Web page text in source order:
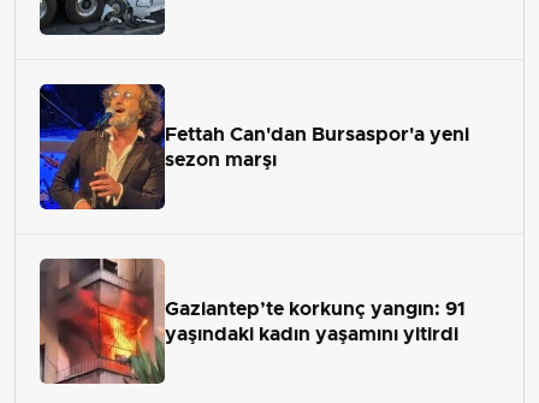
Fettah Can'dan Bursaspor'a yeni
sezon marşı
Gaziantep’te korkunç yangın: 91
yaşındaki kadın yaşamını yitirdi